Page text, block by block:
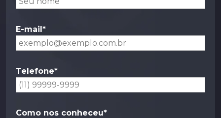
E-mail*
Telefone*
Como nos conheceu*